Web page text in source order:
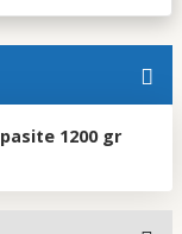
1200 gr